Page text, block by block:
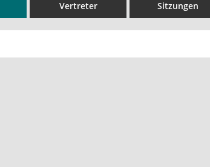
Vertreter Sitzungen